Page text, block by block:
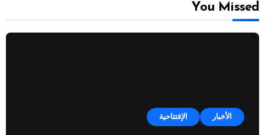
You Missed
الأخبار الإفتتاحية